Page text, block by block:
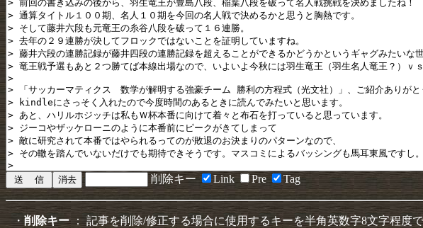
削除キー Link Pre Tag
・ 削除キー： 記事を削除/修正する場合に使用するキーを半角英数字8文字程度